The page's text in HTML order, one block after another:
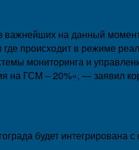
на данный
происходит в режиме
мониторинга и
на ГСМ – 20%», — заявил
будет интегрирована